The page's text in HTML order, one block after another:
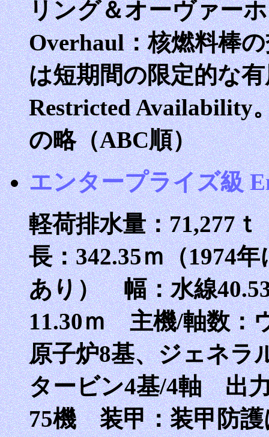
リング＆オーヴァー
Overhaul：核燃料棒
は短期間の限定的な
Restricted Availability
の略（ABC順）
エンタープライズ級
軽荷排水量：71,277
長：342.35ｍ（1974
あり） 幅：水線
11.30ｍ 主機/軸数：
原子炉8基、ジェネラ
タービン4基/4軸 出
75機 装甲：装甲防護